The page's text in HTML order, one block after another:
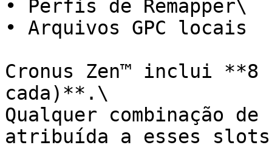
• Perfis de Remapper\
• Arquivos GPC locais
Cronus Zen™ inclui **8
cada)**.\
Qualquer combinação
atribuída a esses